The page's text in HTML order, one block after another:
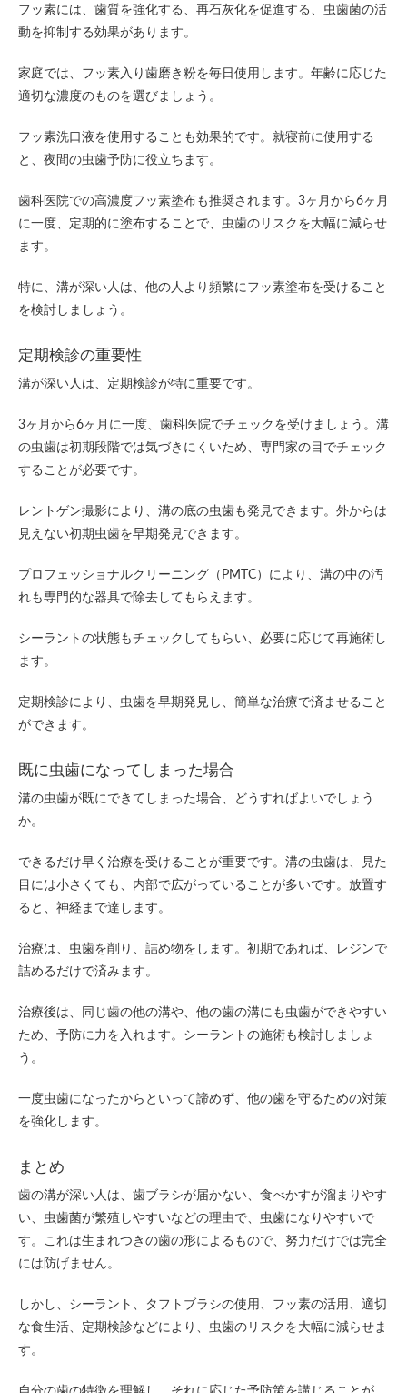
フッ素には、歯質を強化する、再石灰化を促進する、虫歯菌の活
動を抑制する効果があります。
家庭では、フッ素入り歯磨き粉を毎日使用します。年齢に応じた
適切な濃度のものを選びましょう。
フッ素洗口液を使用することも効果的です。就寝前に使用する
と、夜間の虫歯予防に役立ちます。
歯科医院での高濃度フッ素塗布も推奨されます。3ヶ月から6ヶ月
に一度、定期的に塗布することで、虫歯のリスクを大幅に減らせ
ます。
特に、溝が深い人は、他の人より頻繁にフッ素塗布を受けること
を検討しましょう。
定期検診の重要性
溝が深い人は、定期検診が特に重要です。
3ヶ月から6ヶ月に一度、歯科医院でチェックを受けましょう。溝
の虫歯は初期段階では気づきにくいため、専門家の目でチェック
することが必要です。
レントゲン撮影により、溝の底の虫歯も発見できます。外からは
見えない初期虫歯を早期発見できます。
プロフェッショナルクリーニング（PMTC）により、溝の中の汚
れも専門的な器具で除去してもらえます。
シーラントの状態もチェックしてもらい、必要に応じて再施術し
ます。
定期検診により、虫歯を早期発見し、簡単な治療で済ませること
ができます。
既に虫歯になってしまった場合
溝の虫歯が既にできてしまった場合、どうすればよいでしょう
か。
できるだけ早く治療を受けることが重要です。溝の虫歯は、見た
目には小さくても、内部で広がっていることが多いです。放置す
ると、神経まで達します。
治療は、虫歯を削り、詰め物をします。初期であれば、レジンで
詰めるだけで済みます。
治療後は、同じ歯の他の溝や、他の歯の溝にも虫歯ができやすい
ため、予防に力を入れます。シーラントの施術も検討しましょ
う。
一度虫歯になったからといって諦めず、他の歯を守るための対策
を強化します。
まとめ
歯の溝が深い人は、歯ブラシが届かない、食べかすが溜まりやす
い、虫歯菌が繁殖しやすいなどの理由で、虫歯になりやすいで
す。これは生まれつきの歯の形によるもので、努力だけでは完全
には防げません。
しかし、シーラント、タフトブラシの使用、フッ素の活用、適切
な食生活、定期検診などにより、虫歯のリスクを大幅に減らせま
す。
自分の歯の特徴を理解し、それに応じた予防策を講じることが、